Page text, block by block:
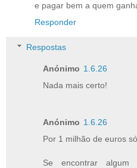
e pagar bem a quem
Responder
Respostas
Anónimo 1.6.26
Nada mais certo!
Anónimo 1.6.26
Por 1 milhão de euros
Se encontrar